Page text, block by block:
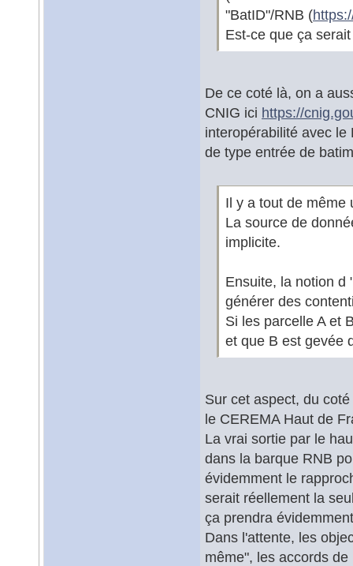
"BatID"/RNB (
Est-ce que ça
De ce coté là, on a
CNIG ici https://
interopérabilité avec
de type entrée de
Il y a tout de même
La source de
implicite.
Ensuite, la notion d
générer des
Si les parcelle A et
et que B est gevée
Sur cet aspect, du
le CEREMA Haut de
La vrai sortie par le
dans la barque RNB
évidemment le
serait réellement la
ça prendra
Dans l'attente, les
même", les accords